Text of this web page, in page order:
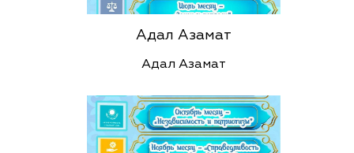
Адал Азамат
Адал Азамат